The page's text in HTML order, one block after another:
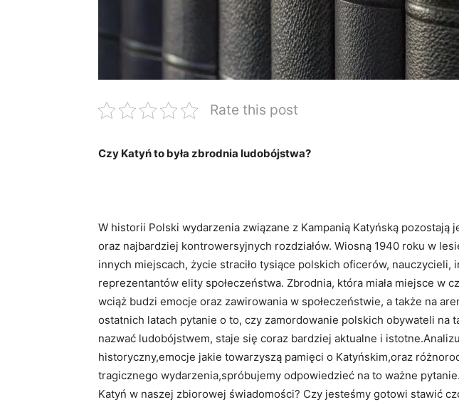
Rate this post
Czy Katyń to była‌ zbrodnia ludobójstwa?
W historii ‍Polski wydarzenia związane z Kampanią Katyńską ⁣pozostają
oraz najbardziej kontrowersyjnych rozdziałów.⁤ Wiosną 1940 roku ​w
innych miejscach, życie straciło tysiące‌ polskich ⁣oficerów, nauczycieli,
reprezentantów⁢ elity społeczeństwa. Zbrodnia, która miała miejsce w
wciąż budzi emocje ⁣oraz⁤ zawirowania‍ w społeczeństwie, a‍ także na
ostatnich latach pytanie o to, czy zamordowanie polskich obywateli na
nazwać ludobójstwem, staje się coraz bardziej aktualne i
historyczny,emocje jakie towarzyszą pamięci o ⁤Katyńskim,oraz⁣
tragicznego wydarzenia,spróbujemy odpowiedzieć na to ⁤ważne
Katyń w ⁣naszej ⁢zbiorowej świadomości? Czy jesteśmy gotowi stawić